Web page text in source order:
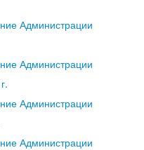
Администрации
Администрации
Администрации
Администрации